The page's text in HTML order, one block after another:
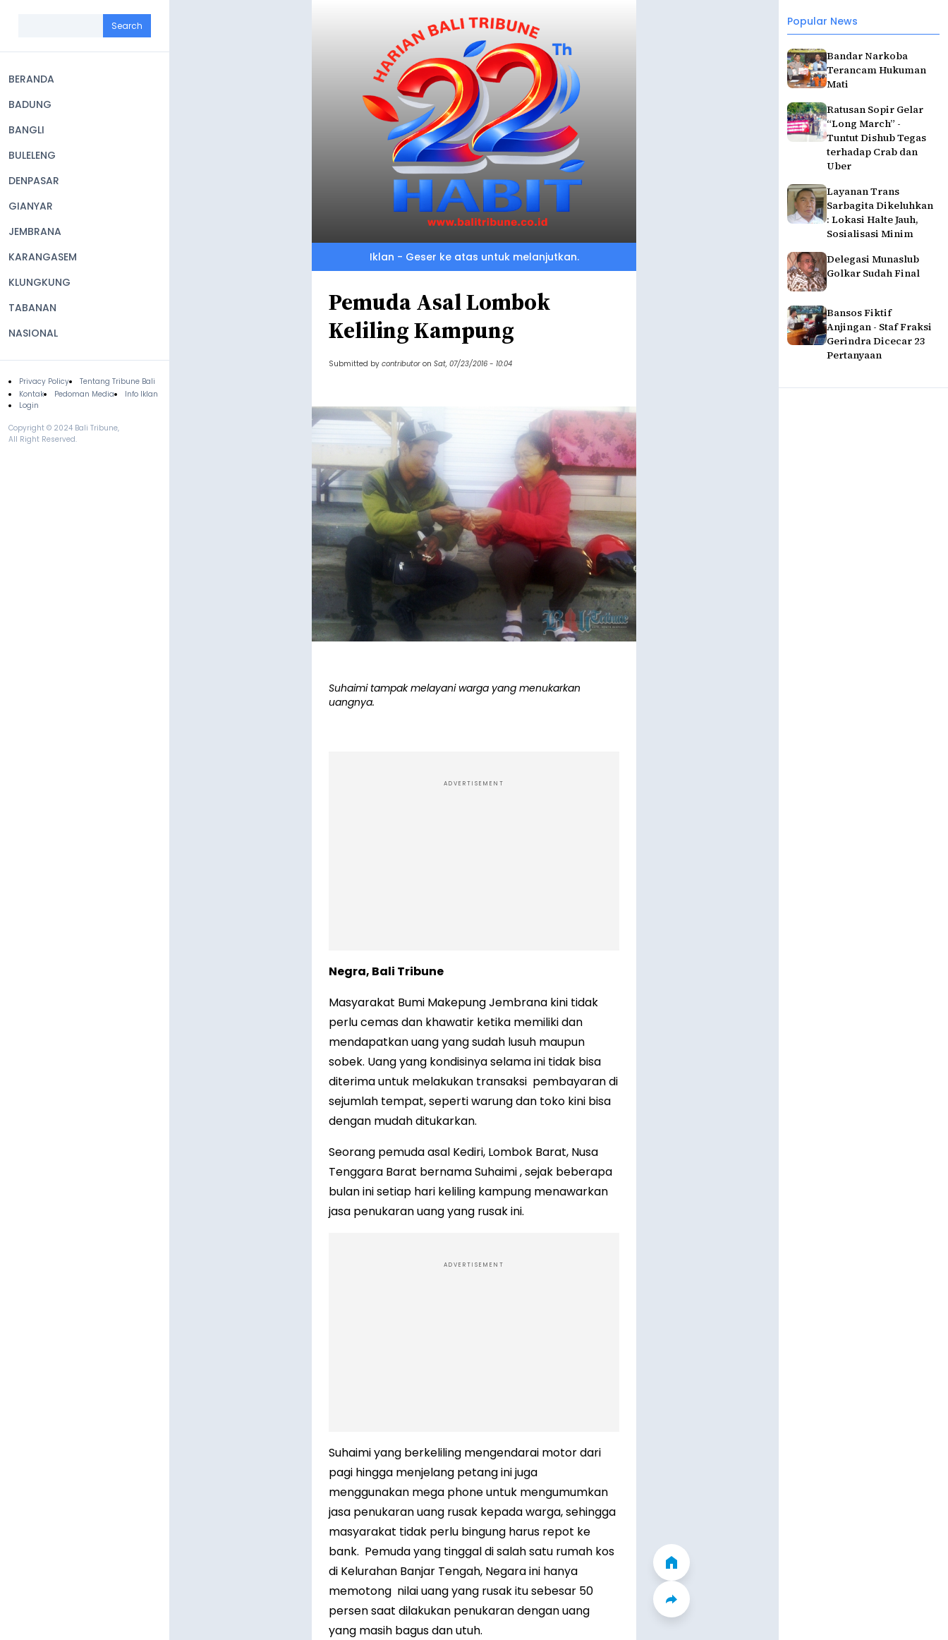
navigation
BERANDA
BADUNG
BANGLI
BULELENG
DENPASAR
GIANYAR
JEMBRANA
KARANGASEM
KLUNGKUNG
TABANAN
NASIONAL
Footer
Privacy Policy
Tentang Tribune Bali
Kontak
Pedoman Media
Info Iklan
Login
Copyright © 2024 Bali Tribune,
All Right Reserved.
Popular News
Bandar Narkoba
Terancam Hukuman
Mati
Ratusan Sopir Gelar
“Long March” -
Tuntut Dishub Tegas
terhadap Crab dan
Uber
Layanan Trans
Sarbagita Dikeluhkan
: Lokasi Halte Jauh,
Sosialisasi Minim
Delegasi Munaslub
Golkar Sudah Final
Bansos Fiktif
Anjingan - Staf Fraksi
Gerindra Dicecar 23
Pertanyaan
Iklan - Geser ke atas untuk melanjutkan.
Pemuda Asal Lombok
Keliling Kampung
Submitted by contributor on Sat, 07/23/2016 - 10:04
Suhaimi tampak melayani warga yang menukarkan
uangnya.
ADVERTISEMENT
Negra, Bali Tribune
Masyarakat Bumi Makepung Jembrana kini tidak
perlu cemas dan khawatir ketika memiliki dan
mendapatkan uang yang sudah lusuh maupun
sobek. Uang yang kondisinya selama ini tidak bisa
diterima untuk melakukan transaksi pembayaran di
sejumlah tempat, seperti warung dan toko kini bisa
dengan mudah ditukarkan.
Seorang pemuda asal Kediri, Lombok Barat, Nusa
Tenggara Barat bernama Suhaimi , sejak beberapa
bulan ini setiap hari keliling kampung menawarkan
jasa penukaran uang yang rusak ini.
ADVERTISEMENT
Suhaimi yang berkeliling mengendarai motor dari
pagi hingga menjelang petang ini juga
menggunakan mega phone untuk mengumumkan
jasa penukaran uang rusak kepada warga, sehingga
masyarakat tidak perlu bingung harus repot ke
bank. Pemuda yang tinggal di salah satu rumah kos
di Kelurahan Banjar Tengah, Negara ini hanya
memotong nilai uang yang rusak itu sebesar 50
persen saat dilakukan penukaran dengan uang
yang masih bagus dan utuh.